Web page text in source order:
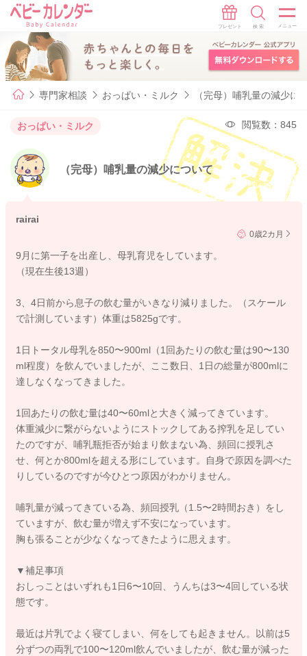
専門家相談 おっぱい・ミルク （完母）哺乳量の減少に
おっぱい・ミルク 閲覧数：845
（完母）哺乳量の減少について
rairai
0歳2カ月
9月に第一子を出産し、母乳育児をしています。
（現在生後13週）
3、4日前から息子の飲む量がいきなり減りました。（スケール
で計測しています）体重は5825gです。
1日トータル母乳を850〜900ml（1回あたりの飲む量は90〜130
ml程度）を飲んでいましたが、ここ数日、1日の総量が800mlに
達しなくなってきました。
1回あたりの飲む量は40〜60mlと大きく減ってきています。
体重減少に繋がらないようにストックしてある搾乳を足してい
たのですが、哺乳瓶拒否が始まり飲まない為、頻回に授乳さ
せ、何とか800mlを超える形にしています。自身で原因を調べた
りしているのですが今ひとつ原因がわかりません。
哺乳量が減ってきている為、頻回授乳（1.5〜2時間おき）をし
ていますが、飲む量が増えず不安になっています。
胸も張ることが少なくなってきたように思えます。
▼補足事項
おしっことはいずれも1日6〜10回、うんちは3〜4回している状
態です。
最近は片乳でよく寝てしまい、何をしても起きません。以前は5
分ずつの両乳で100〜120ml飲んでいましたが、飲む量が減った